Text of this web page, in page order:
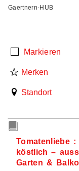
Gaertnern-HUB
Markieren
Merken
Standort
Tomatenliebe
köstlich –
Garten &